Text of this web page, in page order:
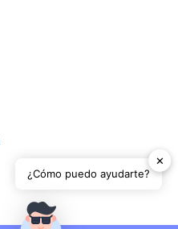
✕
¿Cómo puedo ayudarte?